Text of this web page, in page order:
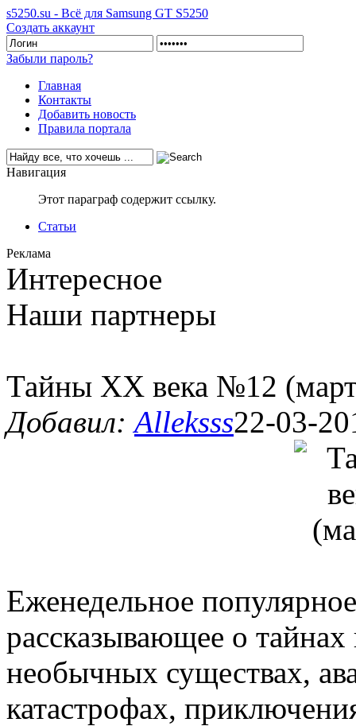
s5250.su - Всё для Samsung GT S5250
Создать аккаунт
Забыли пароль?
Главная
Контакты
Добавить новость
Правила портала
Навигация
Этот параграф содержит ссылку.
Статьи
Реклама
Интересное
Наши партнеры
Тайны ХХ века №12
Добавил:Alleksss22-03-
Еженедельное
рассказывающее о
необычных существах,
катастрофах,